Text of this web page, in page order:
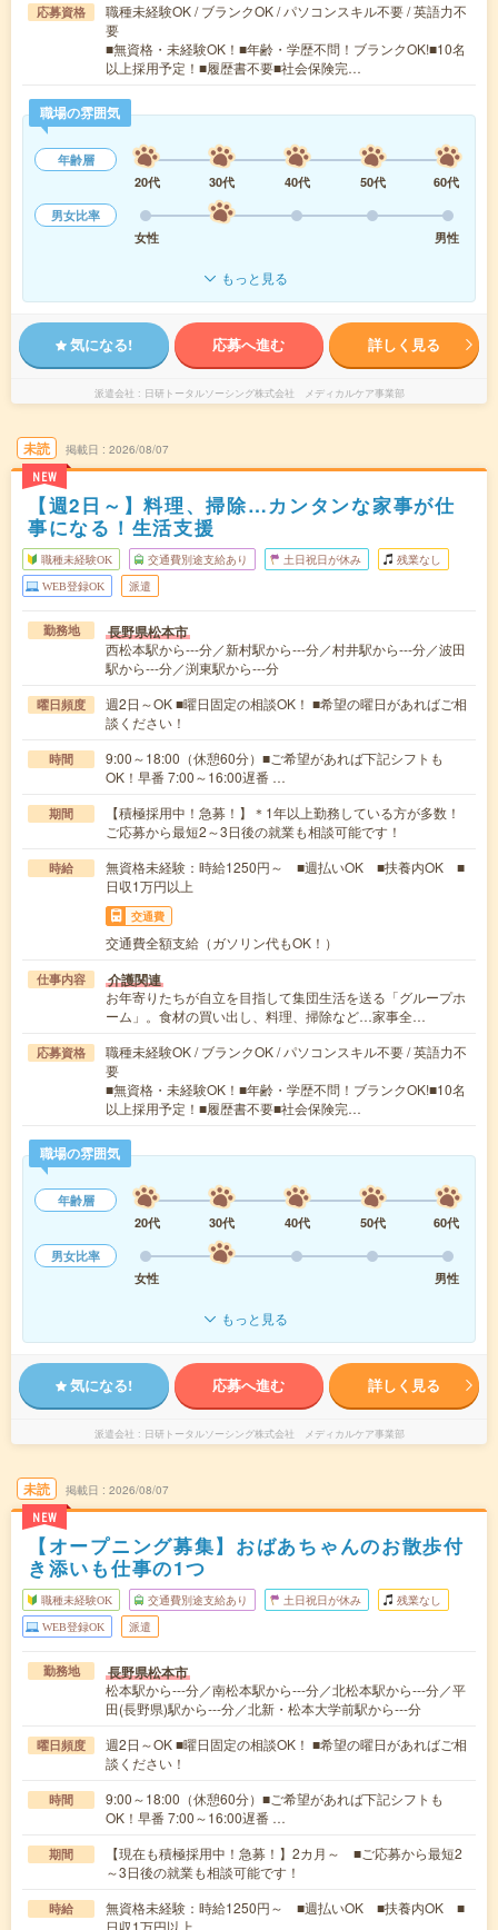
応募資格
職種未経験OK / ブランクOK / パソコンスキル不要 / 英語力不
要
■無資格・未経験OK！■年齢・学歴不問！ブランクOK!■10名
以上採用予定！■履歴書不要■社会保険完…
職場の雰囲気
年齢層
20代
30代 40代 50代
60代
男女比率
女性
男性
もっと見る
気になる! 応募へ進む 詳しく見る
派遣会社 日研トータルソーシング株式会社 メディカルケア事業部
未読
NEW
掲載日 2026/08/07
【週2日～】料理、掃除…カンタンな家事が仕
事になる！生活支援
職種未経験OK 交通費別途支給あり 土日祝日が休み 残業なし
WEB登録OK 派遣
勤務地 長野県松本市
西松本駅から---分／新村駅から---分／村井駅から---分／波田
駅から---分／渕東駅から---分
曜日頻度
週2日～OK ■曜日固定の相談OK！ ■希望の曜日があればご相
談ください！
時間
9:00～18:00（休憩60分）■ご希望があれば下記シフトも
OK！早番 7:00～16:00遅番 …
期間
【積極採用中！急募！】＊1年以上勤務している方が多数！
ご応募から最短2～3日後の就業も相談可能です！
時給
無資格未経験：時給1250円～ ■週払いOK ■扶養内OK ■
日収1万円以上
交通費
交通費全額支給（ガソリン代もOK！）
仕事内容 介護関連
お年寄りたちが自立を目指して集団生活を送る「グループホ
ーム」。食材の買い出し、料理、掃除など…家事全…
応募資格
職種未経験OK / ブランクOK / パソコンスキル不要 / 英語力不
要
■無資格・未経験OK！■年齢・学歴不問！ブランクOK!■10名
以上採用予定！■履歴書不要■社会保険完…
職場の雰囲気
年齢層
20代
30代 40代 50代
60代
男女比率
女性
男性
もっと見る
気になる! 応募へ進む 詳しく見る
派遣会社 日研トータルソーシング株式会社 メディカルケア事業部
未読
NEW
掲載日 2026/08/07
【オープニング募集】おばあちゃんのお散歩付
き添いも仕事の1つ
職種未経験OK 交通費別途支給あり 土日祝日が休み 残業なし
WEB登録OK 派遣
勤務地 長野県松本市
松本駅から---分／南松本駅から---分／北松本駅から---分／平
田(長野県)駅から---分／北新・松本大学前駅から---分
曜日頻度
週2日～OK ■曜日固定の相談OK！ ■希望の曜日があればご相
談ください！
時間
9:00～18:00（休憩60分）■ご希望があれば下記シフトも
OK！早番 7:00～16:00遅番 …
期間
【現在も積極採用中！急募！】2カ月～ ■ご応募から最短2
～3日後の就業も相談可能です！
時給
無資格未経験：時給1250円～ ■週払いOK ■扶養内OK ■
日収1万円以上